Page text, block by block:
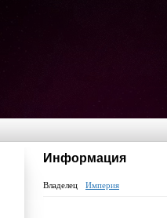
Информация
Владелец Империя